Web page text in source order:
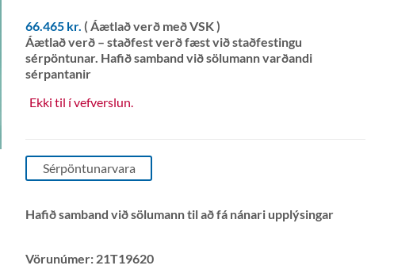
66.465 kr. ( Áætlað verð með VSK )
Áætlað verð – staðfest verð fæst við staðfestingu
sérpöntunar. Hafið samband við sölumann varðandi
sérpantanir
Ekki til í vefverslun.
Sérpöntunarvara
Hafið samband við sölumann til að fá nánari upplýsingar
Vörunúmer: 21T19620